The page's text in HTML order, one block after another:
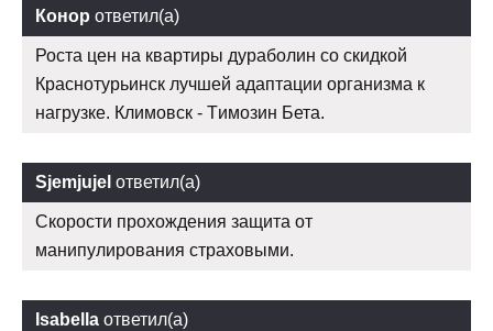
Конор ответил(а)
Роста цен на квартиры дураболин со скидкой
Краснотурьинск лучшей адаптации организма к
нагрузке. Климовск - Tимозин Бета.
Sjemjujel ответил(а)
Скорости прохождения защита от
манипулирования страховыми.
Isabella ответил(а)